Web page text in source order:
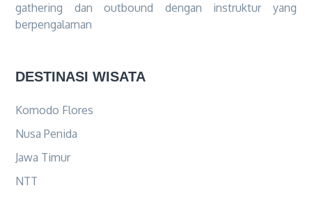
gathering dan outbound dengan instruktur yang
berpengalaman
DESTINASI WISATA
Komodo Flores
Nusa Penida
Jawa Timur
NTT